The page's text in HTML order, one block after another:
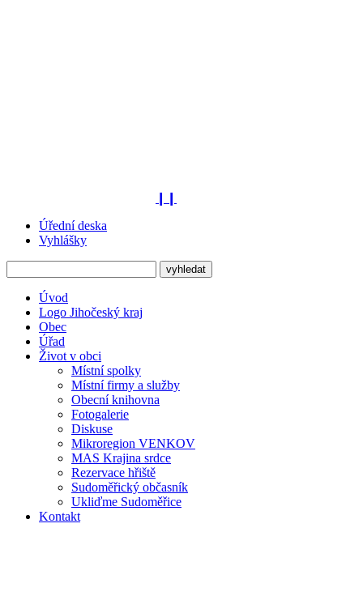
Úřední deska
Vyhlášky
Úvod
Logo Jihočeský kraj
Obec
Úřad
Život v obci
Místní spolky
Místní firmy a služby
Obecní knihovna
Fotogalerie
Diskuse
Mikroregion VENKOV
MAS Krajina srdce
Rezervace hřiště
Sudoměřický občasník
Ukliďme Sudoměřice
Kontakt